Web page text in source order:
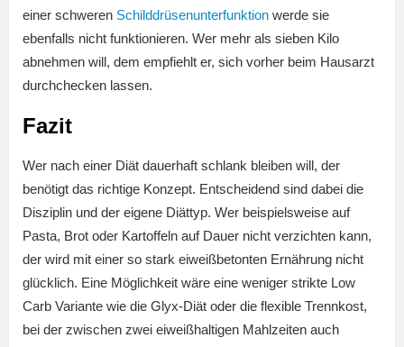
einer schweren Schilddrüsenunterfunktion werde sie
ebenfalls nicht funktionieren. Wer mehr als sieben Kilo
abnehmen will, dem empfiehlt er, sich vorher beim Hausarzt
durchchecken lassen.
Fazit
Wer nach einer Diät dauerhaft schlank bleiben will, der
benötigt das richtige Konzept. Entscheidend sind dabei die
Disziplin und der eigene Diättyp. Wer beispielsweise auf
Pasta, Brot oder Kartoffeln auf Dauer nicht verzichten kann,
der wird mit einer so stark eiweißbetonten Ernährung nicht
glücklich. Eine Möglichkeit wäre eine weniger strikte Low
Carb Variante wie die Glyx-Diät oder die flexible Trennkost,
bei der zwischen zwei eiweißhaltigen Mahlzeiten auch